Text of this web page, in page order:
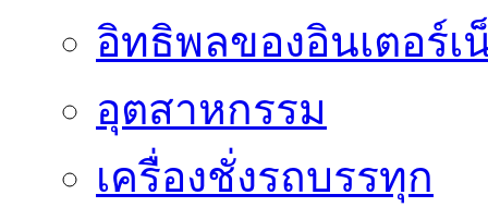
อิทธิพลของอินเตอร์เ
อุตสาหกรรม
เครื่องชั่งรถบรรทุก